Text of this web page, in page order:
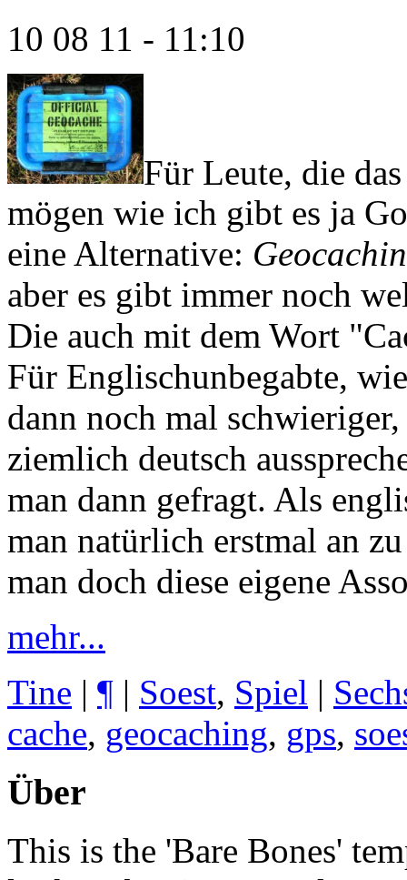
10 08 11 - 11:10
Für Leute, die
mögen wie ich gibt es ja
eine Alternative:
aber es gibt immer noch
Die auch mit dem Wort
Für Englischunbegabte,
dann noch mal
ziemlich deutsch
man dann gefragt. Als
man natürlich erstmal an
man doch diese eigene
mehr...
Tine | ¶ | Soest, Spiel |
cache, geocaching, gps,
Über
This is the 'Bare Bones'